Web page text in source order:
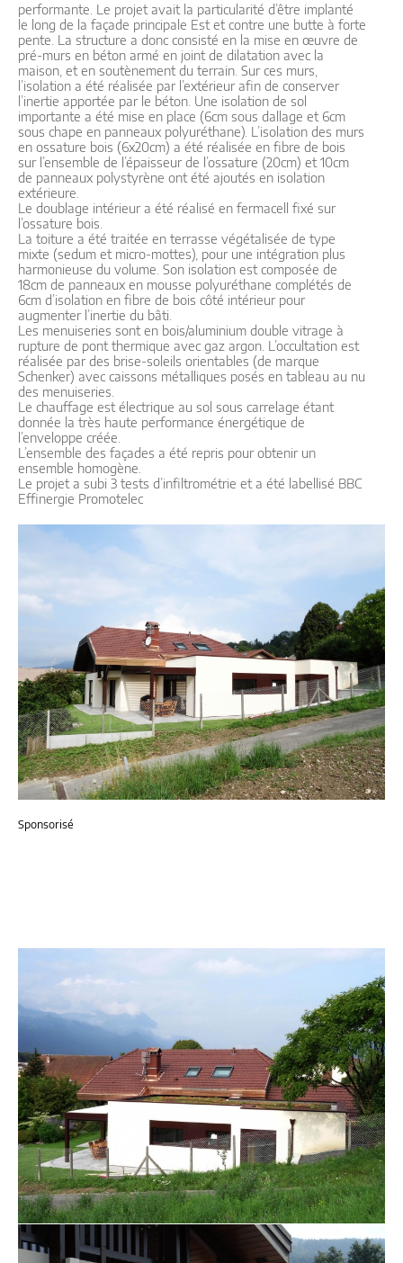
performante. Le projet avait la particularité d’être implanté
le long de la façade principale Est et contre une butte à forte
pente. La structure a donc consisté en la mise en œuvre de
pré-murs en béton armé en joint de dilatation avec la
maison, et en soutènement du terrain. Sur ces murs,
l’isolation a été réalisée par l’extérieur afin de conserver
l’inertie apportée par le béton. Une isolation de sol
importante a été mise en place (6cm sous dallage et 6cm
sous chape en panneaux polyuréthane). L’isolation des murs
en ossature bois (6x20cm) a été réalisée en fibre de bois
sur l’ensemble de l’épaisseur de l’ossature (20cm) et 10cm
de panneaux polystyrène ont été ajoutés en isolation
extérieure.
Le doublage intérieur a été réalisé en fermacell fixé sur
l’ossature bois.
La toiture a été traitée en terrasse végétalisée de type
mixte (sedum et micro-mottes), pour une intégration plus
harmonieuse du volume. Son isolation est composée de
18cm de panneaux en mousse polyuréthane complétés de
6cm d’isolation en fibre de bois côté intérieur pour
augmenter l’inertie du bâti.
Les menuiseries sont en bois/aluminium double vitrage à
rupture de pont thermique avec gaz argon. L’occultation est
réalisée par des brise-soleils orientables (de marque
Schenker) avec caissons métalliques posés en tableau au nu
des menuiseries.
Le chauffage est électrique au sol sous carrelage étant
donnée la très haute performance énergétique de
l’enveloppe créée.
L’ensemble des façades a été repris pour obtenir un
ensemble homogène.
Le projet a subi 3 tests d’infiltrométrie et a été labellisé BBC
Effinergie Promotelec
Sponsorisé